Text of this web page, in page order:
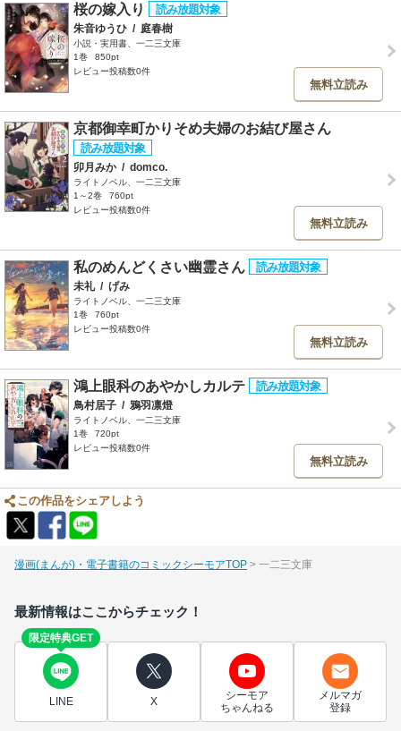
桜の嫁入り
朱音ゆうひ / 庭春樹
小説・実用書、一二三文庫
1巻
850pt
レビュー投稿数0件
無料立読み
京都御幸町かりそめ夫婦のお結び屋さん
卯月みか / domco.
ライトノベル、一二三文庫
1～2巻
760pt
レビュー投稿数0件
無料立読み
私のめんどくさい幽霊さん
未礼 / げみ
ライトノベル、一二三文庫
1巻
760pt
レビュー投稿数0件
無料立読み
鴻上眼科のあやかしカルテ
鳥村居子 / 鴉羽凛燈
ライトノベル、一二三文庫
1巻
720pt
レビュー投稿数0件
無料立読み
この作品をシェアしよう
漫画(まんが)・電子書籍のコミックシーモアTOP 一二三文庫
最新情報はここからチェック！
限定特典GET
LINE X
シーモア
ちゃんねる
メルマガ
登録